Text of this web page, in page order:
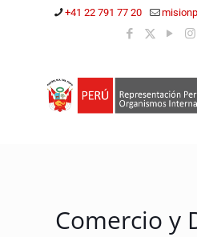
+41 22 791 77 20
Comercio y